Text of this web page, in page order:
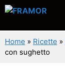
Vai
contenuto
Home » Ricette »
con sughetto